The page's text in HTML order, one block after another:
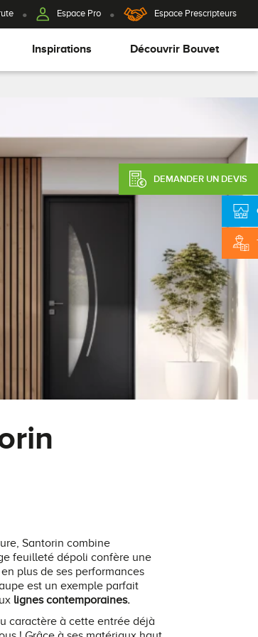
Espace Pro Espace Prescripteurs
Inspirations Découvrir Bouvet
DEMANDER UN DEVIS
Santorin combine
feuilleté dépoli confère une
plus de ses performances
est un exemple parfait
lignes contemporaines.
caractère à cette entrée déjà